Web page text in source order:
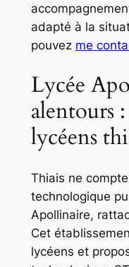
adapté à la
pouvez me
Lycée
alentours
lycéens
Thiais ne
technologique
Apollinaire,
Cet
lycéens et